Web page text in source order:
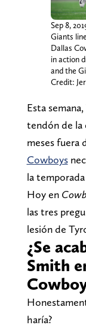
Sep 8,
Giants
Dallas
in action
and the
Credit:
Esta
tendón de la
meses fuera
Cowboys
la
Hoy en
las tres
lesión de
¿Se
Smith
haría?